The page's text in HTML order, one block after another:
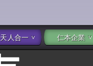
天人合一 仁本企業